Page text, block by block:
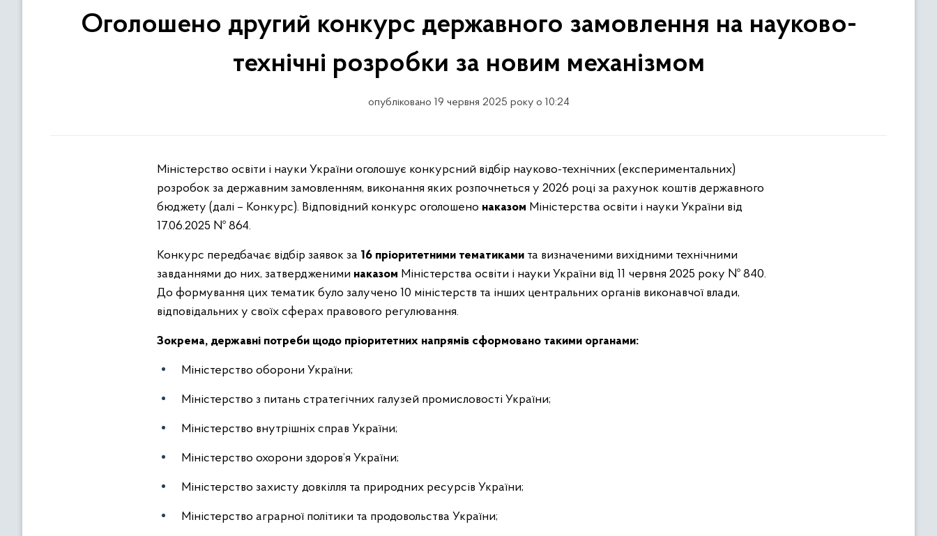
Оголошено другий конкурс державного замовлення на науково-
технічні розробки за новим механізмом
опубліковано 19 червня 2025 року о 10:24
Міністерство освіти і науки України оголошує конкурсний відбір науково-технічних (експериментальних)
розробок за державним замовленням, виконання яких розпочнеться у 2026 році за рахунок коштів державного
бюджету (далі – Конкурс). Відповідний конкурс оголошено наказом Міністерства освіти і науки України від
17.06.2025 № 864.
Конкурс передбачає відбір заявок за 16 пріоритетними тематиками та визначеними вихідними технічними
завданнями до них, затвердженими наказом Міністерства освіти і науки України від 11 червня 2025 року № 840.
До формування цих тематик було залучено 10 міністерств та інших центральних органів виконавчої влади,
відповідальних у своїх сферах правового регулювання.
Зокрема, державні потреби щодо пріоритетних напрямів сформовано такими органами:
Міністерство оборони України;
Міністерство з питань стратегічних галузей промисловості України;
Міністерство внутрішніх справ України;
Міністерство охорони здоров’я України;
Міністерство захисту довкілля та природних ресурсів України;
Міністерство аграрної політики та продовольства України;